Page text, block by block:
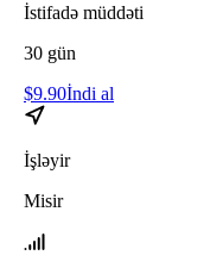
İstifadə müddəti
30 gün
$9.90İndi al
İşləyir
Misir